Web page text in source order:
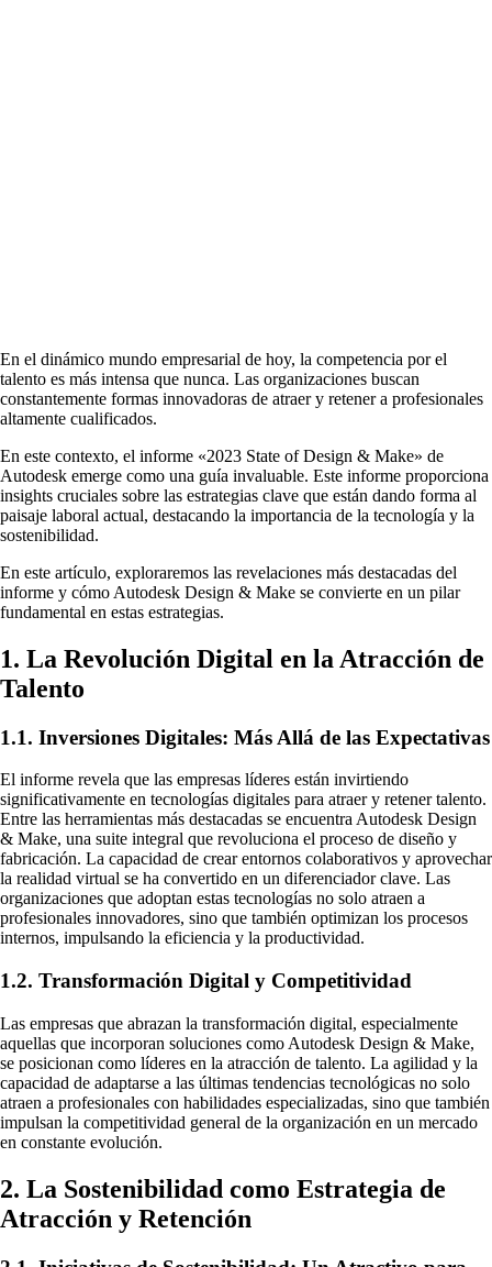
En el dinámico mundo empresarial de hoy, la competencia por el
talento es más intensa que nunca. Las organizaciones buscan
constantemente formas innovadoras de atraer y retener a profesionales
altamente cualificados.
En este contexto, el informe «2023 State of Design & Make» de
Autodesk emerge como una guía invaluable. Este informe proporciona
insights cruciales sobre las estrategias clave que están dando forma al
paisaje laboral actual, destacando la importancia de la tecnología y la
sostenibilidad.
En este artículo, exploraremos las revelaciones más destacadas del
informe y cómo Autodesk Design & Make se convierte en un pilar
fundamental en estas estrategias.
1. La Revolución Digital en la Atracción de
Talento
1.1. Inversiones Digitales: Más Allá de las Expectativas
El informe revela que las empresas líderes están invirtiendo
significativamente en tecnologías digitales para atraer y retener talento.
Entre las herramientas más destacadas se encuentra Autodesk Design
& Make, una suite integral que revoluciona el proceso de diseño y
fabricación. La capacidad de crear entornos colaborativos y aprovechar
la realidad virtual se ha convertido en un diferenciador clave. Las
organizaciones que adoptan estas tecnologías no solo atraen a
profesionales innovadores, sino que también optimizan los procesos
internos, impulsando la eficiencia y la productividad.
1.2. Transformación Digital y Competitividad
Las empresas que abrazan la transformación digital, especialmente
aquellas que incorporan soluciones como Autodesk Design & Make,
se posicionan como líderes en la atracción de talento. La agilidad y la
capacidad de adaptarse a las últimas tendencias tecnológicas no solo
atraen a profesionales con habilidades especializadas, sino que también
impulsan la competitividad general de la organización en un mercado
en constante evolución.
2. La Sostenibilidad como Estrategia de
Atracción y Retención